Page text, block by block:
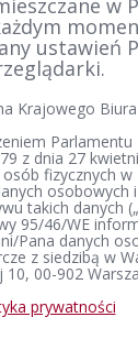
2019
2019
o
nazwą
w
ustawień
Krajowego
Parlamentu
z dnia 27
fizycznych w
osobowych
takich danych
95/46/WE
Pana danych
z siedzibą w
10, 00-902
prywatności